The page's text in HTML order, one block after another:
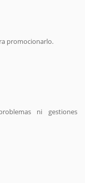
promocionarlo.
ni gestiones